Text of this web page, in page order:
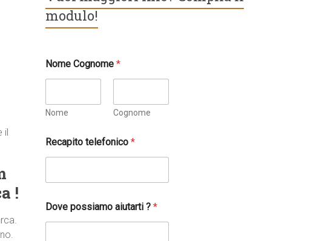
il
!
modulo!
e
l
f
o
i
c
o
t
a
Nome Cognome*
Nome Cognome
Recapito telefonico*
Dove possiamo aiutarti ?*